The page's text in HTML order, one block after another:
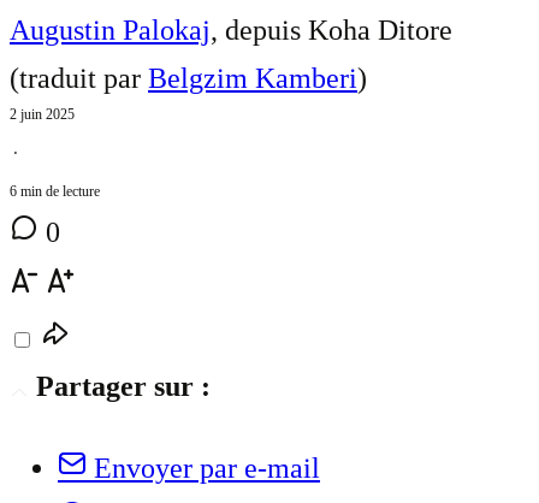
Augustin Palokaj, depuis Koha Ditore
(traduit par Belgzim Kamberi)
2 juin 2025
⋅
6 min de lecture
0
Partager sur :
Envoyer par e-mail